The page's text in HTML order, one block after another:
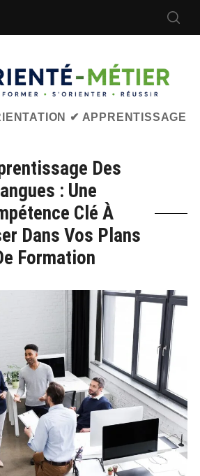
✔ APPRENTISSAGE
Des
: Une
Clé À
Dans Vos Plans
Formation